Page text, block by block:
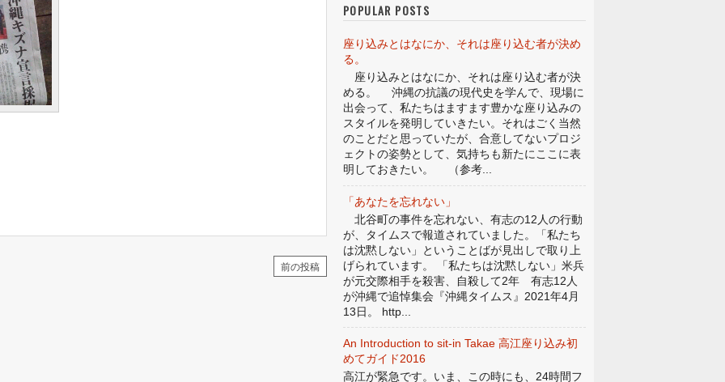
前の投稿
POPULAR POSTS
座り込みとはなにか、それは座り込む者が決め
る。
座り込みとはなにか、それは座り込む者が決
める。 沖縄の抗議の現代史を学んで、現場に
出会って、私たちはますます豊かな座り込みの
スタイルを発明していきたい。それはごく当然
のことだと思っていたが、合意してないプロジ
ェクトの姿勢として、気持ちも新たにここに表
明しておきたい。 （参考...
「あなたを忘れない」
北谷町の事件を忘れない、有志の12人の行動
が、タイムスで報道されていました。「私たち
は沈黙しない」ということばが見出しで取り上
げられています。 「私たちは沈黙しない」米兵
が元交際相手を殺害、自殺して2年 有志12人
が沖縄で追悼集会『沖縄タイムス』2021年4月
13日。 http...
An Introduction to sit-in Takae 高江座り込み初
めてガイド2016
高江が緊急です。いま、この時にも、24時間フ